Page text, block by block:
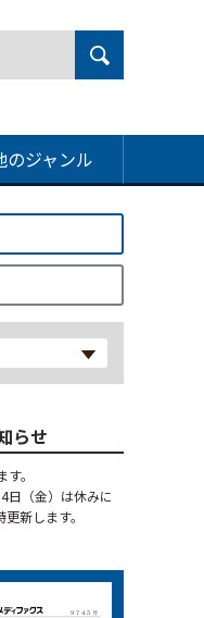
のジャンル
らせ
。
日（金）は休みに
新します。